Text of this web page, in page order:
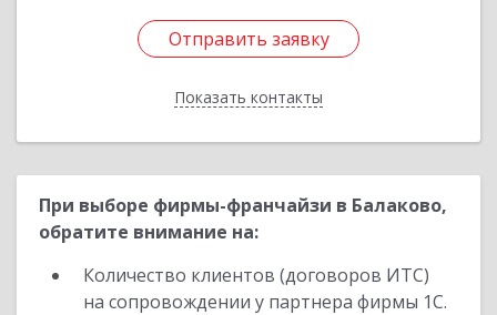
Отправить заявку
Показать контакты
Отправить заявку
Назад
При выборе фирмы-франчайзи в Балаково,
обратите внимание на:
Количество клиентов (договоров ИТС)
на сопровождении у партнера фирмы 1С.